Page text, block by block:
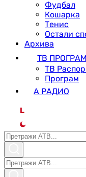
Фудбал
Кошарка
Тенис
Остали
Архива
ТВ ПРОГРАМ
ТВ
Програм
А РАДИО
L